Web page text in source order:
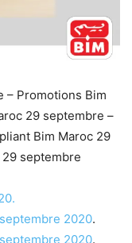
– Promotions Bim
29 septembre –
Bim Maroc 29
septembre
2020.
2020.